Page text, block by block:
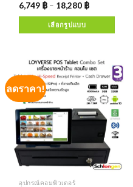
ลดราคา!
อุปกรณ์คอมพิวเตอร์
6,749 ฿ – 18,280 ฿
เลือกรูปแบบ